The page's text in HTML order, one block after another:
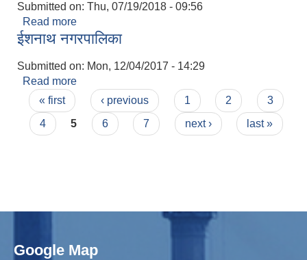
Submitted on: Thu, 07/19/2018 - 09:56
Read more
मुशलिम धर्मावलम्बीहरुलाई वडा नंबर ९ का वडा अध्यक्ष ज्यू
ईशनाथ नगरपालिका
Submitted on: Mon, 12/04/2017 - 14:29
Read more
Pages
« first ‹ previous 1 2
3
4
5 6 7 next › last »
Google Map